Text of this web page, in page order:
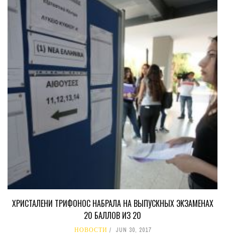
ХРИСТАЛЕНИ ТРИФОНОС НАБРАЛА НА ВЫПУСКНЫХ ЭКЗАМЕНАХ
20 БАЛЛОВ ИЗ 20
НОВОСТИ JUN 30, 2017